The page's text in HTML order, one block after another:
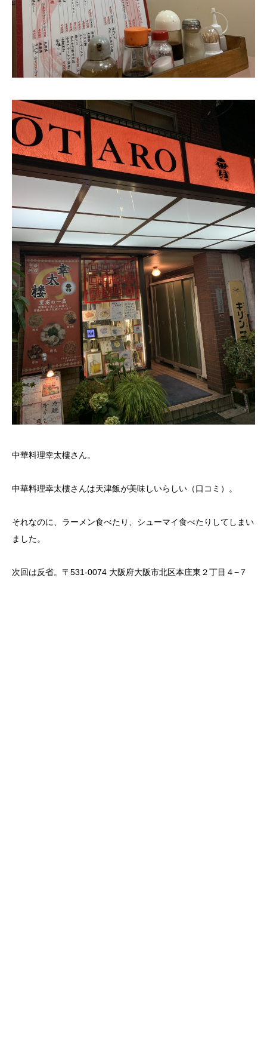
中華料理幸太樓さん。
中華料理幸太樓さんは天津飯が美味しいらしい（口コミ）。
それなのに、ラーメン食べたり、シューマイ食べたりしてしまい
ました。
次回は反省。〒531-0074 大阪府大阪市北区本庄東２丁目４−７